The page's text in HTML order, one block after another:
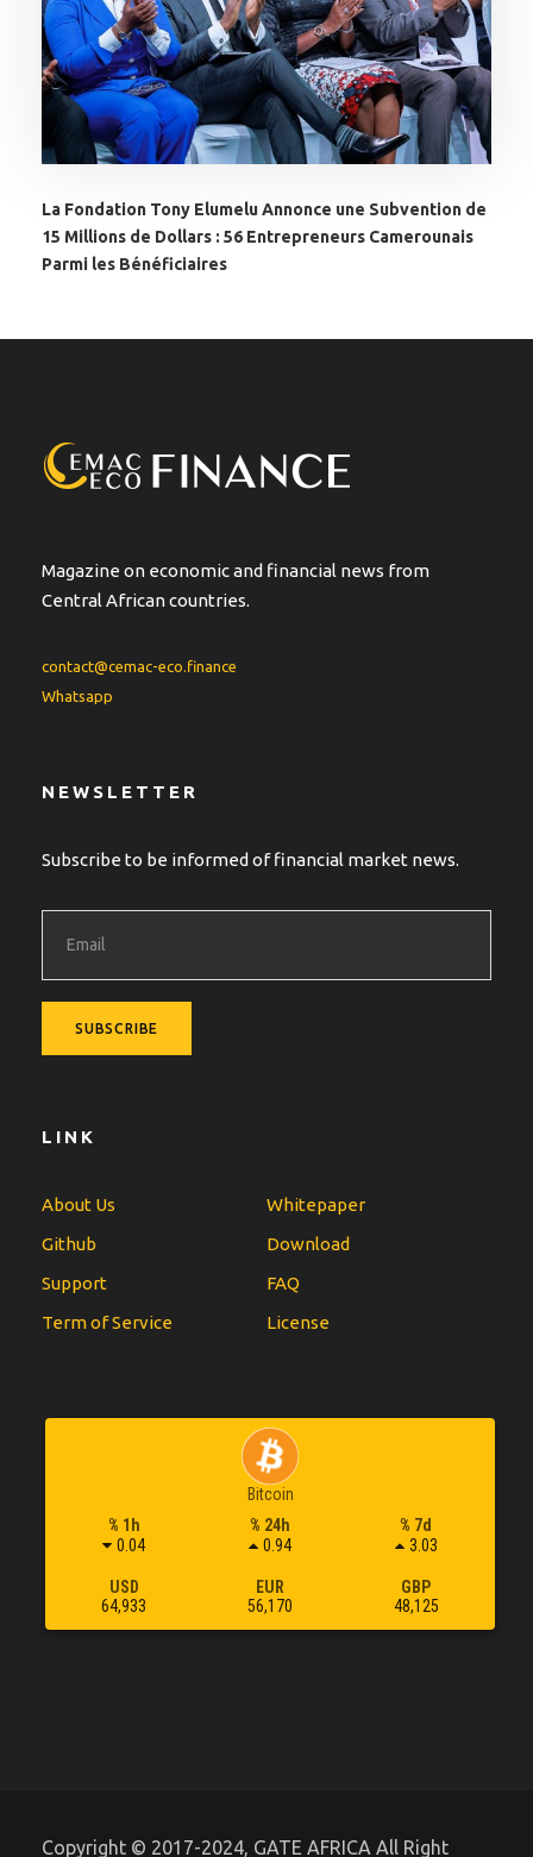
La Fondation Tony Elumelu Annonce une Subvention de
15 Millions de Dollars : 56 Entrepreneurs Camerounais
Parmi les Bénéficiaires
Magazine on economic and financial news from
Central African countries.
contact@cemac-eco.finance
Whatsapp
NEWSLETTER
Subscribe to be informed of financial market news.
LINK
About Us
Whitepaper
Github
Download
Support
FAQ
Term of Service
License
Bitcoin
% 1h
0.04
% 24h
0.94
% 7d
3.03
USD
64,933
EUR
56,170
GBP
48,125
Copyright © 2017-2024, GATE AFRICA All Right